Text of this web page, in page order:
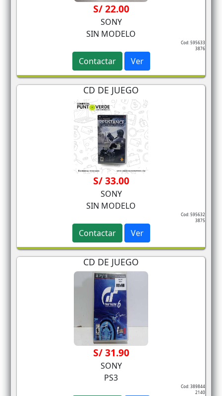
S/ 22.00
SONY
SIN MODELO
Cod: 595633
3876
Contactar Ver
CD DE JUEGO
S/ 33.00
SONY
SIN MODELO
Cod: 595632
3875
Contactar Ver
CD DE JUEGO
S/ 31.90
SONY
PS3
Cod: 389844
2140